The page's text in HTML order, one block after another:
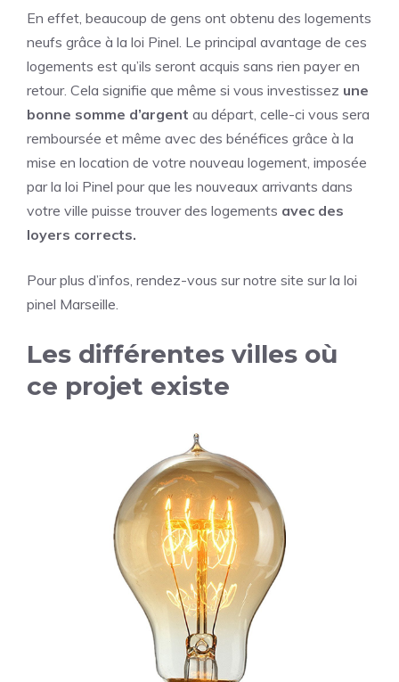
En effet, beaucoup de gens ont obtenu des logements
neufs grâce à la loi Pinel. Le principal avantage de ces
logements est qu’ils seront acquis sans rien payer en
retour. Cela signifie que même si vous investissez une
bonne somme d’argent au départ, celle-ci vous sera
remboursée et même avec des bénéfices grâce à la
mise en location de votre nouveau logement, imposée
par la loi Pinel pour que les nouveaux arrivants dans
votre ville puisse trouver des logements avec des
loyers corrects.
Pour plus d’infos, rendez-vous sur notre site sur la loi
pinel Marseille.
Les différentes villes où
ce projet existe